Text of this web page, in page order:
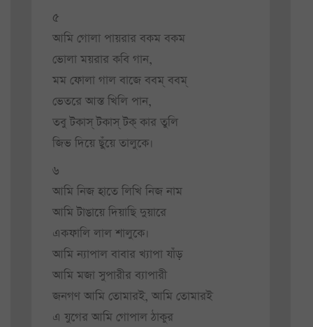
৫
আমি গোলা পায়রার বকম বকম
ভোলা ময়রার কবি গান,
মম ফোলা গাল বাজে ববম্ ববম্
ভেতরে আস্ত খিলি পান,
তবু টকাস্ টকাস্ টক্ কার তুলি
জিভ দিয়ে ছুঁয়ে তালুকে।
৬
আমি নিজ হাতে লিখি নিজ নাম
আমি টাঙায়ে দিয়াছি দুয়ারে
একফালি লাল শালুকে।
আমি ন্যাপাল বাবার খ্যাপা যাঁড়
আমি মজা সুপারীর ব্যাপারী
জনগণ আমি তোমারই, আমি তোমারই
এ যুগের আমি গোপাল ঠাকুর